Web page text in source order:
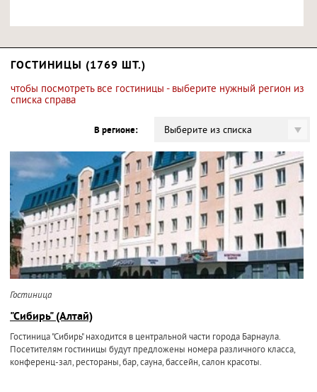
ГОСТИНИЦЫ (1769 ШТ.)
чтобы посмотреть все гостиницы - выберите нужный регион из
списка справа
В регионе: Выберите из списка
Гостиница
"Сибирь" (Алтай)
Гостиница "Сибирь" находится в центральной части города Барнаула.
Посетителям гостиницы будут предложены номера различного класса,
конференц-зал, рестораны, бар, сауна, бассейн, салон красоты.